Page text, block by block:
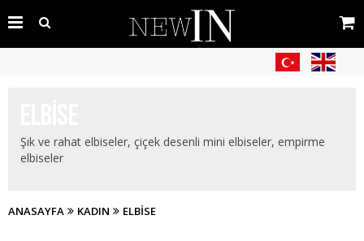
Şık ve rahat elbiseler, çiçek desenli mini elbiseler, empirme
elbiseler
ANASAYFA KADIN ELBISE